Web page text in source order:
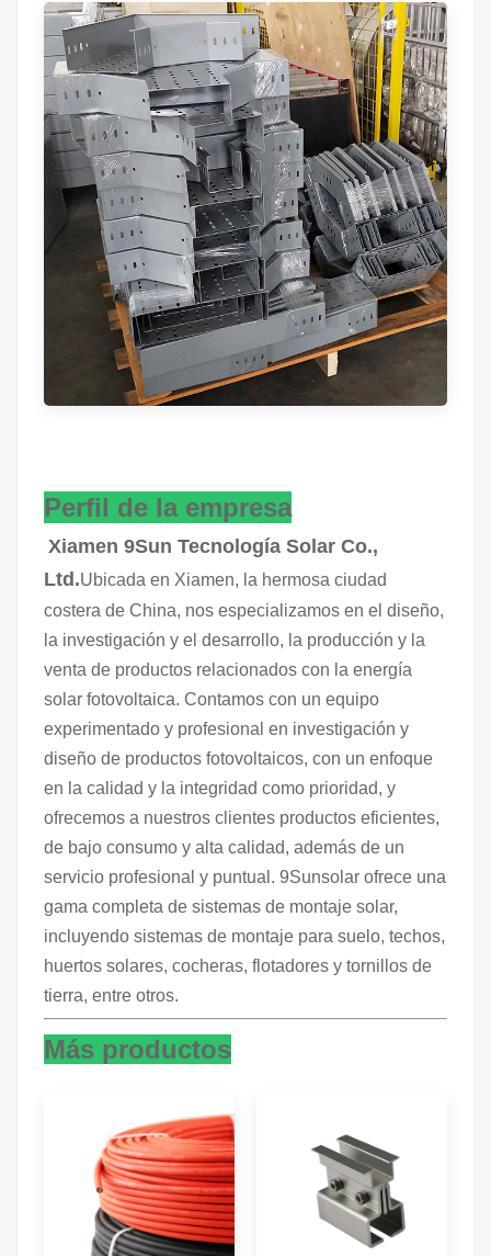
Perfil de la empresa
Xiamen 9Sun Tecnología Solar Co.,
Ltd.Ubicada en Xiamen, la hermosa ciudad
costera de China, nos especializamos en el diseño,
la investigación y el desarrollo, la producción y la
venta de productos relacionados con la energía
solar fotovoltaica. Contamos con un equipo
experimentado y profesional en investigación y
diseño de productos fotovoltaicos, con un enfoque
en la calidad y la integridad como prioridad, y
ofrecemos a nuestros clientes productos eficientes,
de bajo consumo y alta calidad, además de un
servicio profesional y puntual. 9Sunsolar ofrece una
gama completa de sistemas de montaje solar,
incluyendo sistemas de montaje para suelo, techos,
huertos solares, cocheras, flotadores y tornillos de
tierra, entre otros.
Más productos